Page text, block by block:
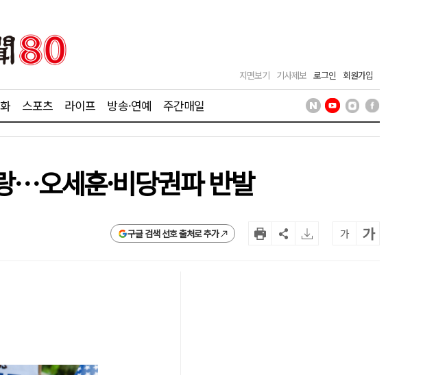
지면보기 기사제보 로그인 회원가입
스포츠 라이프 방송·연예 주간매일
…오세훈·비당권파 반발
구글 검색 선호 출처로 추가 가 가